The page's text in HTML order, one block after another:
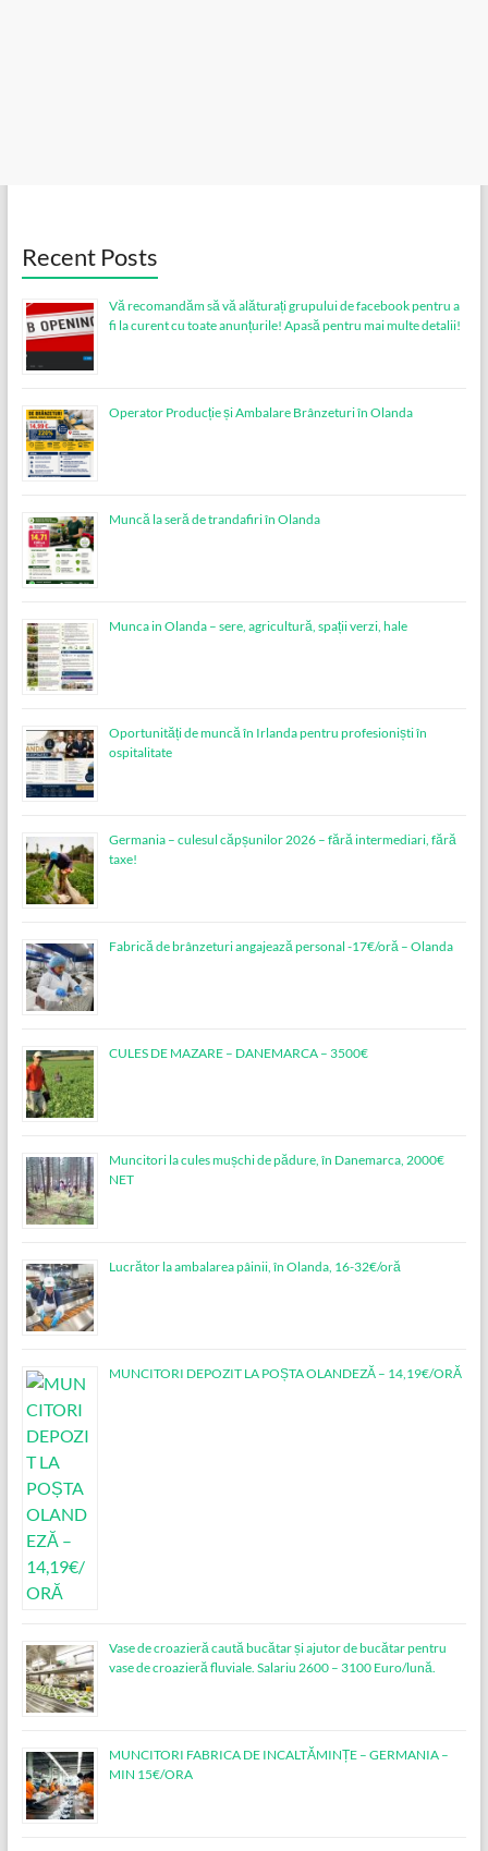
Recent Posts
Vă recomandăm să vă alăturați grupului de facebook pentru a
fi la curent cu toate anunțurile! Apasă pentru mai multe detalii!
Operator Producție și Ambalare Brânzeturi în Olanda
Muncă la seră de trandafiri în Olanda
Munca in Olanda – sere, agricultură, spații verzi, hale
Oportunități de muncă în Irlanda pentru profesioniști în
ospitalitate
Germania – culesul căpșunilor 2026 – fără intermediari, fără
taxe!
Fabrică de brânzeturi angajează personal -17€/oră – Olanda
CULES DE MAZARE – DANEMARCA – 3500€
Muncitori la cules mușchi de pădure, în Danemarca, 2000€
NET
Lucrător la ambalarea pâinii, în Olanda, 16-32€/oră
MUNCITORI DEPOZIT LA POȘTA OLANDEZĂ – 14,19€/ORĂ
Vase de croazieră caută bucătar și ajutor de bucătar pentru
vase de croazieră fluviale. Salariu 2600 – 3100 Euro/lună.
MUNCITORI FABRICA DE INCALTĂMINȚE – GERMANIA –
MIN 15€/ORA